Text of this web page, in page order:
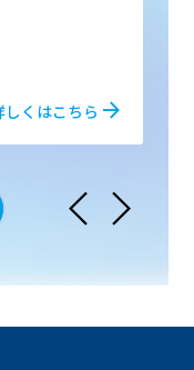
しくはこちら
arrow_back_ios_new arrow_forward_ios